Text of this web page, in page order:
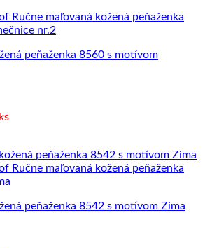
peňaženka 8560 s motívom
peňaženka 8542 s motívom Zima